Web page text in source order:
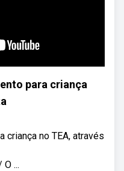
para criança
criança no TEA, através
...